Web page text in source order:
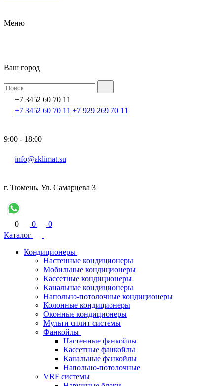
Меню
Ваш город
+7 3452 60 70 11
+7 3452 60 70 11 +7 929 269 70 11
9:00 - 18:00
info@aklimat.su
г. Тюмень, Ул. Самарцева 3
0 0
0
Каталог
Кондиционеры
Настенные кондиционеры
Мобильные кондиционеры
Кассетные кондиционеры
Канальные кондиционеры
Напольно-потолочные кондиционеры
Колонные кондиционеры
Оконные кондиционеры
Мульти сплит системы
Фанкойлы
Настенные фанкойлы
Кассетные фанкойлы
Канальные фанкойлы
Напольно-потолочные
VRF системы